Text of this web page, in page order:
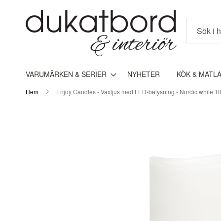
Sök
VARUMÄRKEN & SERIER NYHETER KÖK &
Hem Enjoy Candles - Vaxljus med LED-belysning - Nordic white